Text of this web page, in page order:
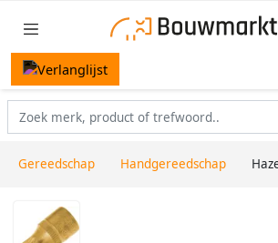
Gereedschap Handgereedschap